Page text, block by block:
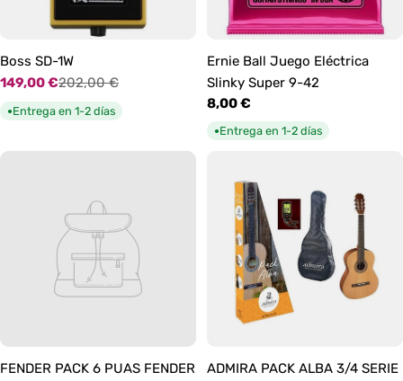
Boss SD-1W
Precio
de
oferta
149,00 €
Precio
habitual
202,00 €
●Entrega en 1-2 días
Ernie Ball Juego Eléctrica
Slinky Super 9-42
Precio
habitual
8,00 €
●Entrega en 1-2 días
FENDER PACK 6 PUAS FENDER
ADMIRA PACK ALBA 3/4 SERIE